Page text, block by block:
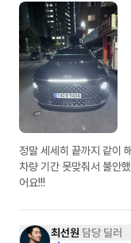
정말 세세히 끝까지 같이
차량 기간 못맞춰서 불안
어요!!!
최선원 담당 딜러